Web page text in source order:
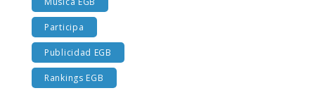
Música EGB
Participa
Publicidad EGB
Rankings EGB